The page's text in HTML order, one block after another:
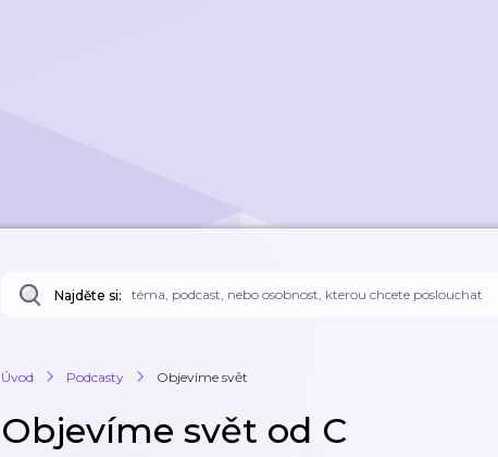
Najděte si:
Úvod Podcasty Objevíme svět
Objevíme svět od C